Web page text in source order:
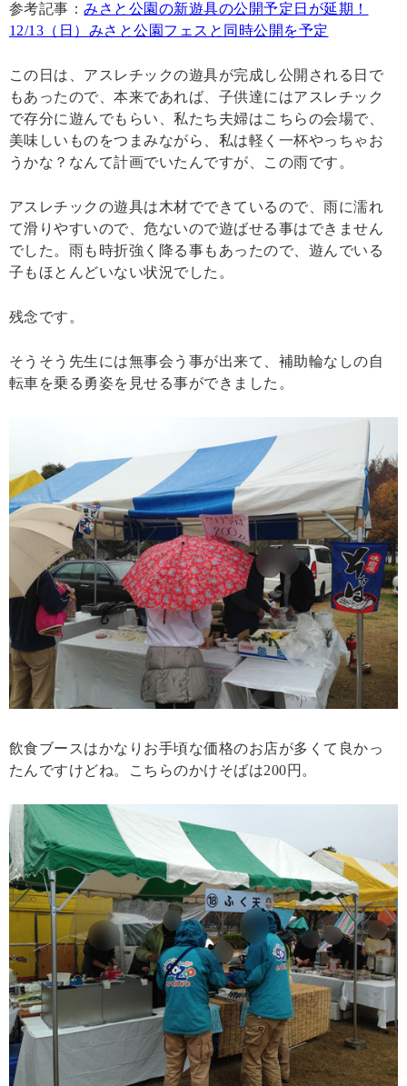
参考記事：みさと公園の新遊具の公開予定日が延期！
12/13（日）みさと公園フェスと同時公開を予定
この日は、アスレチックの遊具が完成し公開される日で
もあったので、本来であれば、子供達にはアスレチック
で存分に遊んでもらい、私たち夫婦はこちらの会場で、
美味しいものをつまみながら、私は軽く一杯やっちゃお
うかな？なんて計画でいたんですが、この雨です。
アスレチックの遊具は木材でできているので、雨に濡れ
て滑りやすいので、危ないので遊ばせる事はできません
でした。雨も時折強く降る事もあったので、遊んでいる
子もほとんどいない状況でした。
残念です。
そうそう先生には無事会う事が出来て、補助輪なしの自
転車を乗る勇姿を見せる事ができました。
飲食ブースはかなりお手頃な価格のお店が多くて良かっ
たんですけどね。こちらのかけそばは200円。